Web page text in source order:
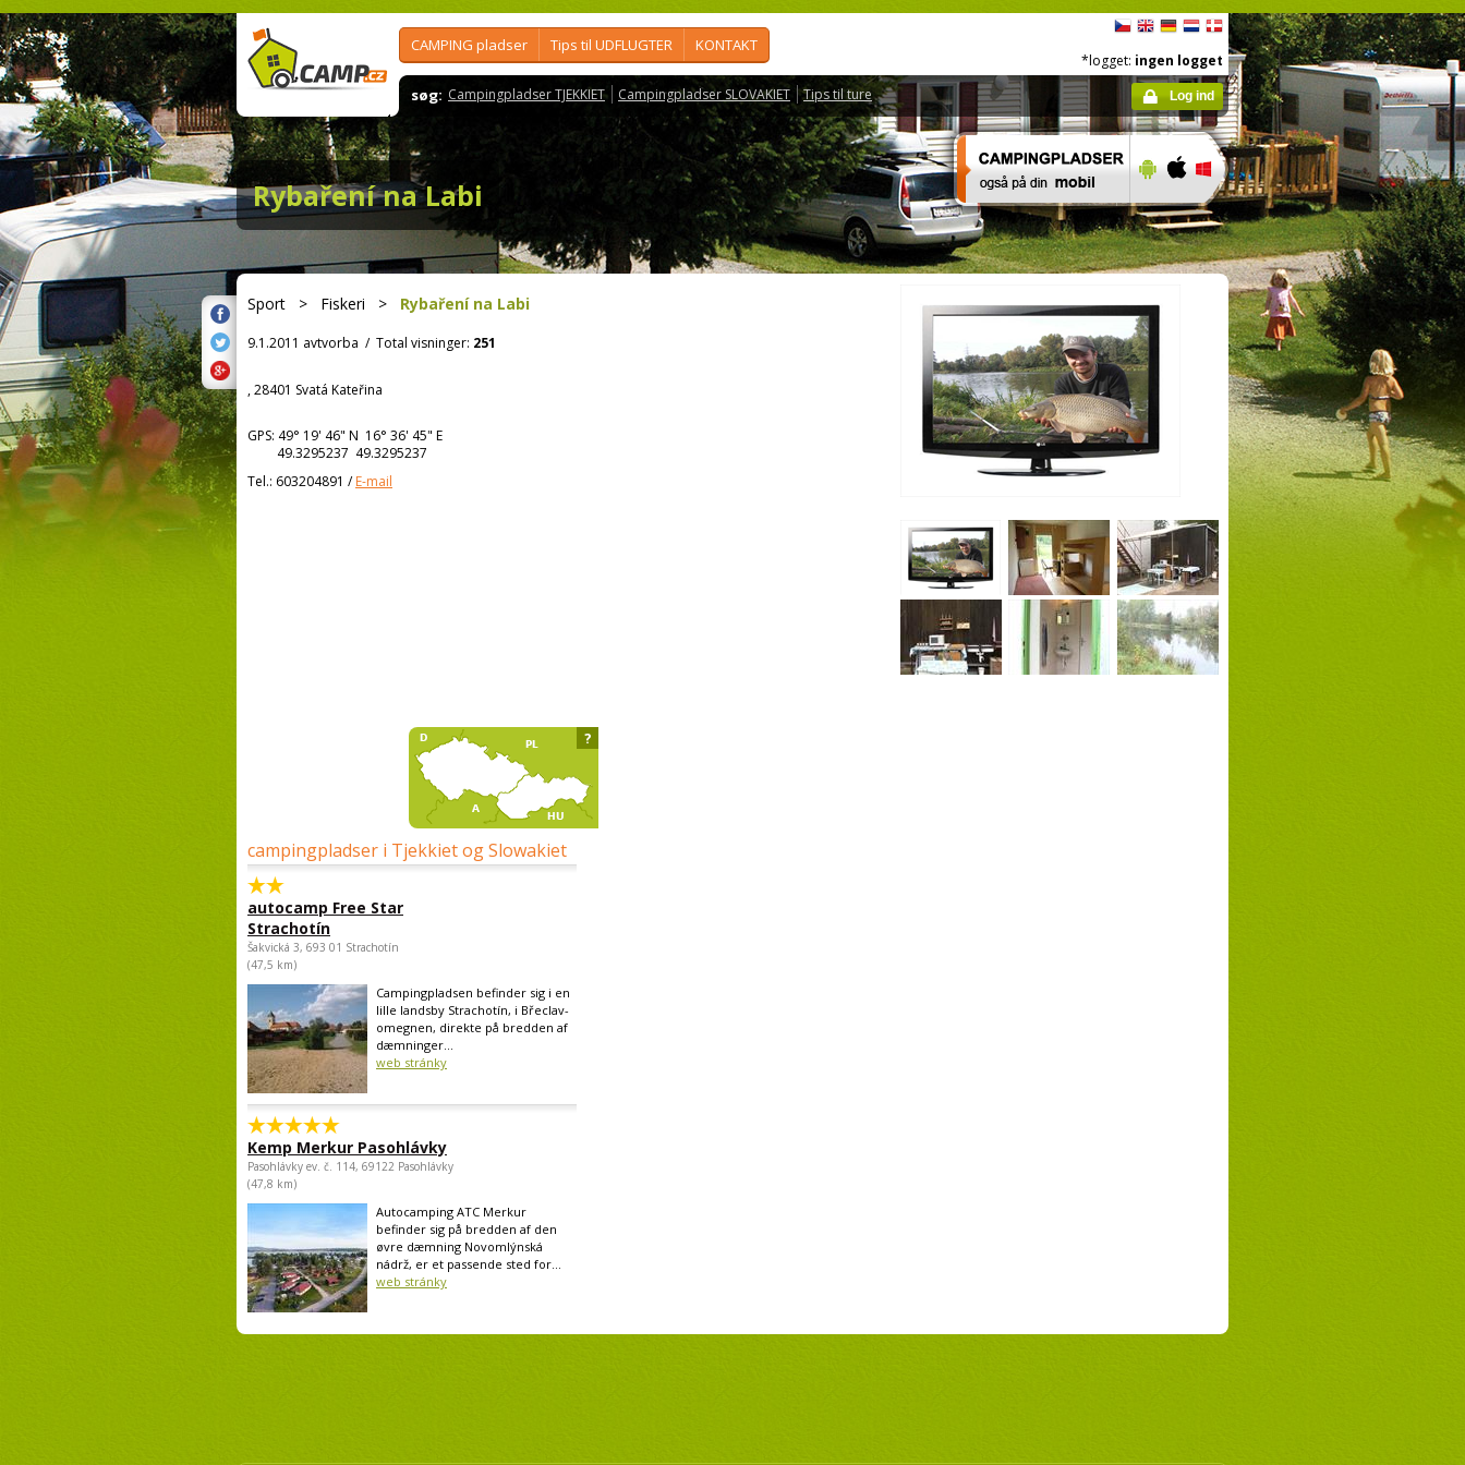
CAMPING pladser Tips til UDFLUGTER KONTAKT
søg: Campingpladser TJEKKIET Campingpladser SLOVAKIET Tips til ture
*logget: ingen logget
Log ind
Rybaření na Labi
Sport > Fiskeri > Rybaření na Labi
9.1.2011 avtvorba / Total visninger: 251
, 28401 Svatá Kateřina
GPS: 49° 19' 46" N 16° 36' 45" E
49.3295237 49.3295237
Tel.: 603204891 /E-mail
campingpladser i Tjekkiet og Slowakiet
autocamp Free Star
Strachotín
Šakvická 3, 693 01 Strachotín
(47,5 km)
Campingpladsen befinder sig i en
lille landsby Strachotín, i Břeclav-
omegnen, direkte på bredden af
dæmninger...
web stránky
Kemp Merkur Pasohlávky
Pasohlávky ev. č. 114, 69122 Pasohlávky
(47,8 km)
Autocamping ATC Merkur
befinder sig på bredden af den
øvre dæmning Novomlýnská
nádrž, er et passende sted for...
web stránky
?